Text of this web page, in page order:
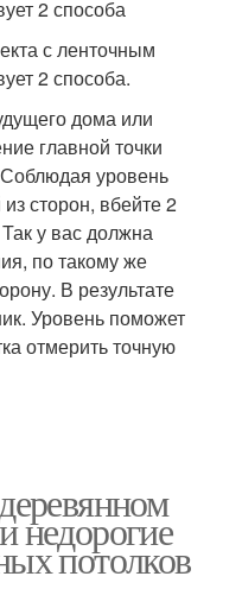
2 способа
с ленточным
2 способа.
дома или
главной точки
уровень
сторон, вбейте 2
у вас должна
по такому же
В результате
Уровень поможет
отмерить точную
недорогие
потолков